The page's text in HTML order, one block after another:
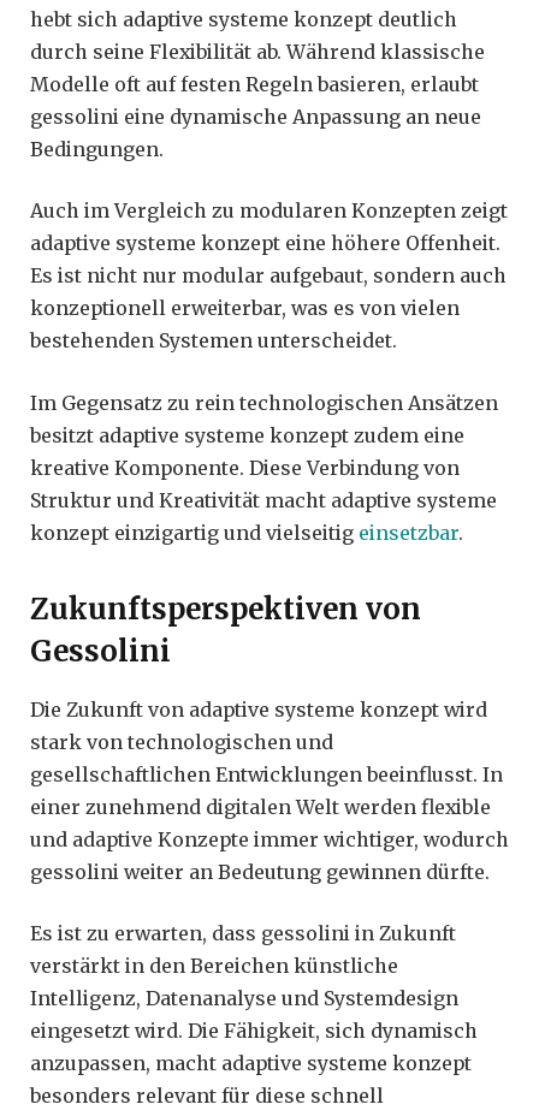
hebt sich adaptive systeme konzept deutlich
durch seine Flexibilität ab. Während klassische
Modelle oft auf festen Regeln basieren, erlaubt
gessolini eine dynamische Anpassung an neue
Bedingungen.
Auch im Vergleich zu modularen Konzepten zeigt
adaptive systeme konzept eine höhere Offenheit.
Es ist nicht nur modular aufgebaut, sondern auch
konzeptionell erweiterbar, was es von vielen
bestehenden Systemen unterscheidet.
Im Gegensatz zu rein technologischen Ansätzen
besitzt adaptive systeme konzept zudem eine
kreative Komponente. Diese Verbindung von
Struktur und Kreativität macht adaptive systeme
konzept einzigartig und vielseitig einsetzbar.
Zukunftsperspektiven von
Gessolini
Die Zukunft von adaptive systeme konzept wird
stark von technologischen und
gesellschaftlichen Entwicklungen beeinflusst. In
einer zunehmend digitalen Welt werden flexible
und adaptive Konzepte immer wichtiger, wodurch
gessolini weiter an Bedeutung gewinnen dürfte.
Es ist zu erwarten, dass gessolini in Zukunft
verstärkt in den Bereichen künstliche
Intelligenz, Datenanalyse und Systemdesign
eingesetzt wird. Die Fähigkeit, sich dynamisch
anzupassen, macht adaptive systeme konzept
besonders relevant für diese schnell